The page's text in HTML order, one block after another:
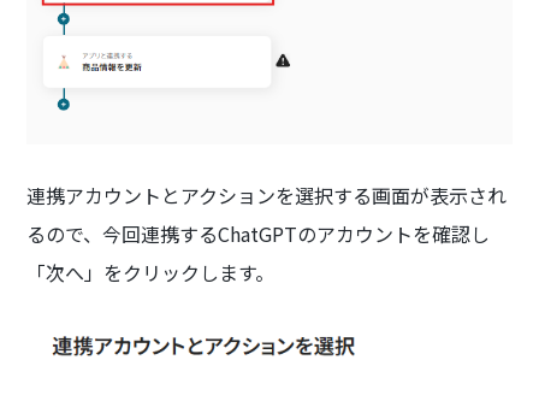
連携アカウントとアクションを選択する画面が表示され
るので、今回連携するChatGPTのアカウントを確認し
「次へ」をクリックします。